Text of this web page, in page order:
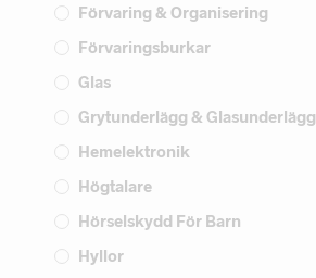
Förvaring & Organisering
Förvaringsburkar
Glas
Grytunderlägg & Glasunderlägg
Hemelektronik
Högtalare
Hörselskydd För Barn
Hyllor